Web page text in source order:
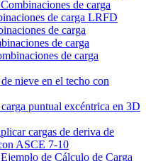
de carga
de carga LRFD
de carga
de carga
de carga
nieve en el techo con
puntual excéntrica en 3D
cargas de deriva de
ASCE 7-10
de Cálculo de Carga